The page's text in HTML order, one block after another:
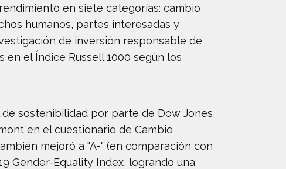
en siete categorías: cambio
humanos, partes interesadas y
de inversión responsable de
el Índice Russell 1000 según los
sostenibilidad por parte de Dow Jones
en el cuestionario de Cambio
mejoró a "A-" (en comparación con
Gender-Equality Index, logrando una